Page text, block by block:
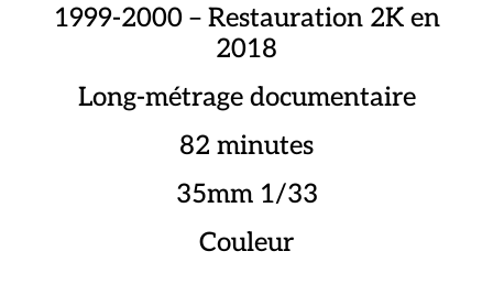
1999-2000 – Restauration 2K en
2018
Long-métrage documentaire
82 minutes
35mm 1/33
Couleur